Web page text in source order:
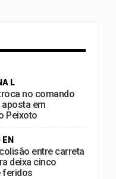
L
no comando
aposta em
Peixoto
entre carreta
deixa cinco
feridos